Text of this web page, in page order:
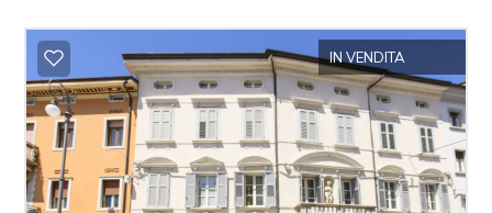
IN VENDITA
1
2
3